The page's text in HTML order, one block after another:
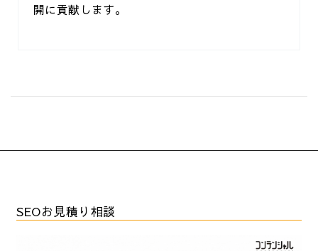
開に貢献します。
SEOお見積り相談